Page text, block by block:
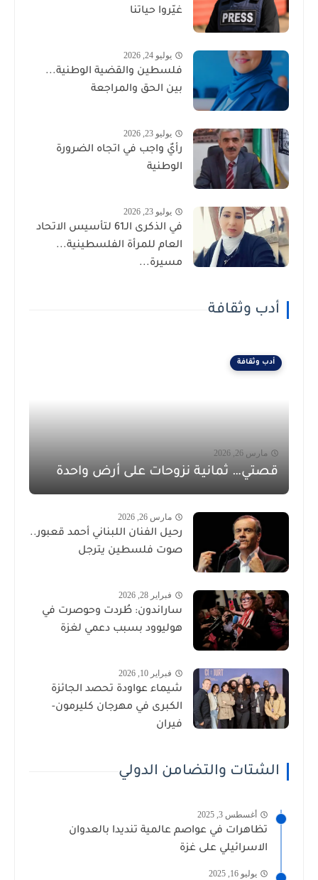
غيّروا حياتنا
يوليو 24, 2026
فلسطين والقضية الوطنية...
بين الحق والمراجعة
يوليو 23, 2026
رأيٌ واجب في اتجاه الضرورة
الوطنية
يوليو 23, 2026
في الذكرى الـ61 لتأسيس الاتحاد
العام للمرأة الفلسطينية...
مسيرة...
أدب وثقافة
أدب وثقافة
مارس 26, 2026
قصتي… ثمانية نزوحات على أرض واحدة
مارس 26, 2026
رحيل الفنان اللبناني أحمد قعبور..
صوت فلسطين يترجل
فبراير 28, 2026
ساراندون: طُردت وحوصرت في
هوليوود بسبب دعمي لغزة
فبراير 10, 2026
شيماء عواودة تحصد الجائزة
الكبرى في مهرجان كليرمون-
فيران
الشتات والتضامن الدولي
أغسطس 3, 2025
تظاهرات في عواصم عالمية تنديدا بالعدوان
الاسرائيلي على غزة
يوليو 16, 2025